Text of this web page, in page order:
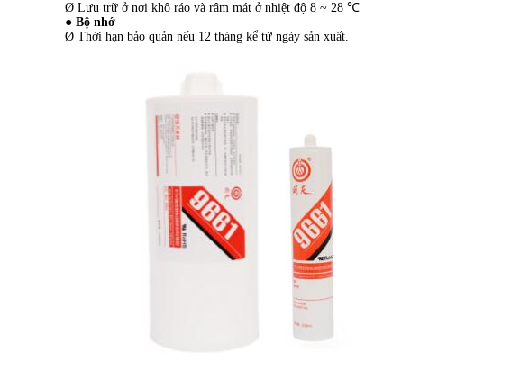
Ø Lưu trữ ở nơi khô ráo và râm mát ở nhiệt độ 8 ~ 28 ℃
● Bộ nhớ
Ø Thời hạn bảo quản nếu 12 tháng kể từ ngày sản xuất.